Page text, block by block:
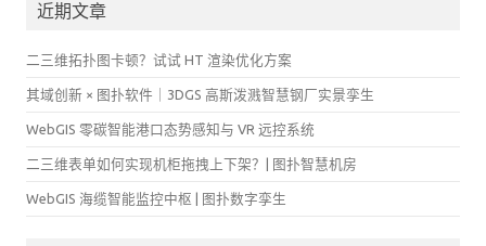
近期文章
二三维拓扑图卡顿？试试 HT 渲染优化方案
其域创新 × 图扑软件｜3DGS 高斯泼溅智慧钢厂实景孪生
WebGIS 零碳智能港口态势感知与 VR 远控系统
二三维表单如何实现机柜拖拽上下架？| 图扑智慧机房
WebGIS 海缆智能监控中枢 | 图扑数字孪生